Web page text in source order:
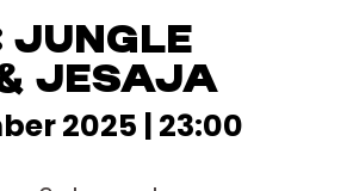
JUNGLE
JESAJA
2025 | 23:00